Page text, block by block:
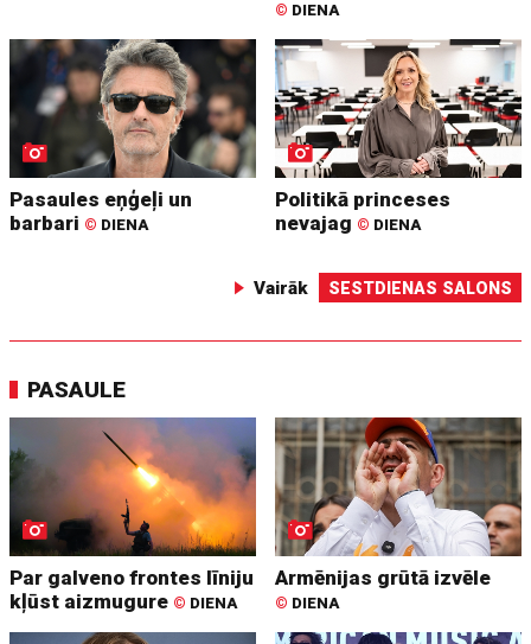
© DIENA
Pasaules eņģeļi un
barbari © DIENA
Politikā princeses
nevajag © DIENA
Vairāk SESTDIENAS SALONS
PASAULE
Par galveno frontes līniju
kļūst aizmugure © DIENA
Armēnijas grūtā izvēle
© DIENA